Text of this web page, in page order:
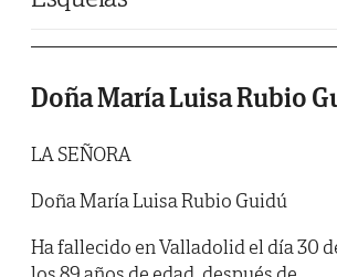
Doña María Luisa Rubio
LA SEÑORA
Doña María Luisa Rubio Guidú
Ha fallecido en Valladolid el día 30